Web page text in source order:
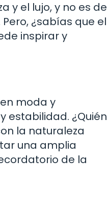
y el lujo, y no es de
¿sabías que el
inspirar y
moda y
estabilidad. ¿Quién
la naturaleza
una amplia
de la